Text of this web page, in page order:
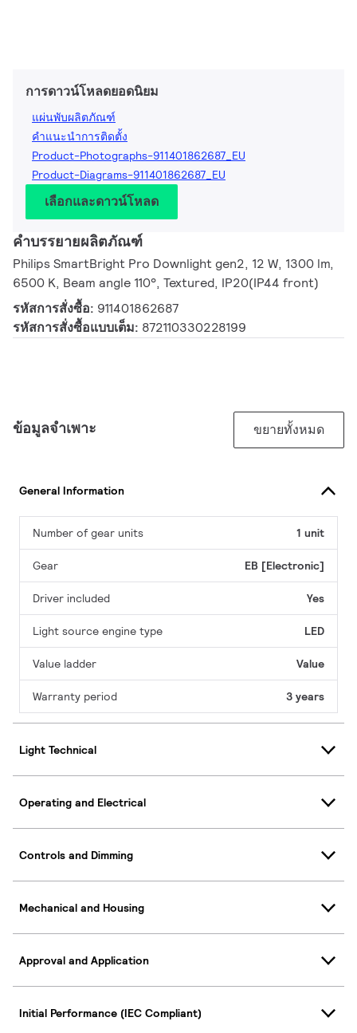
การดาวน์โหลดยอดนิยม
แผ่นพับผลิตภัณฑ์
คำแนะนำการติดตั้ง
Product-Photographs-911401862687_EU
Product-Diagrams-911401862687_EU
เลือกและดาวน์โหลด
คำบรรยายผลิตภัณฑ์
Philips SmartBright Pro Downlight gen2, 12 W, 1300 lm,
6500 K, Beam angle 110°, Textured, IP20(IP44 front)
รหัสการสั่งซื้อ: 911401862687
รหัสการสั่งซื้อแบบเต็ม: 872110330228199
ข้อมูลจำเพาะ ขยายทั้งหมด
General Information
Number of gear units 1 unit
Gear EB [Electronic]
Driver included Yes
Light source engine type LED
Value ladder Value
Warranty period 3 years
Light Technical
Operating and Electrical
Controls and Dimming
Mechanical and Housing
Approval and Application
Initial Performance (IEC Compliant)